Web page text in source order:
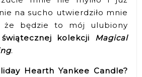
na sucho utwierdziło mnie
że będzie to mój ulubiony
świątecznej kolekcji Magical
.
Hearth Yankee Candle?